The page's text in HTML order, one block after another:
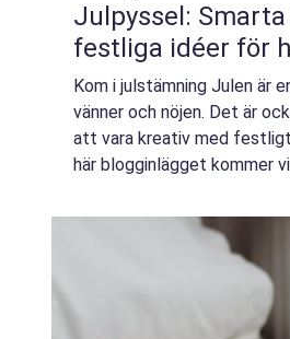
Julpyssel: Smarta
festliga idéer för
Kom i julstämning Julen är
vänner och nöjen. Det är
att vara kreativ med
här blogginlägget kommer